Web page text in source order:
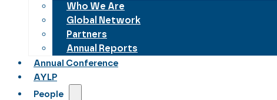
Who We Are
Global Network
Partners
Annual Reports
Annual Conference
AYLP
People